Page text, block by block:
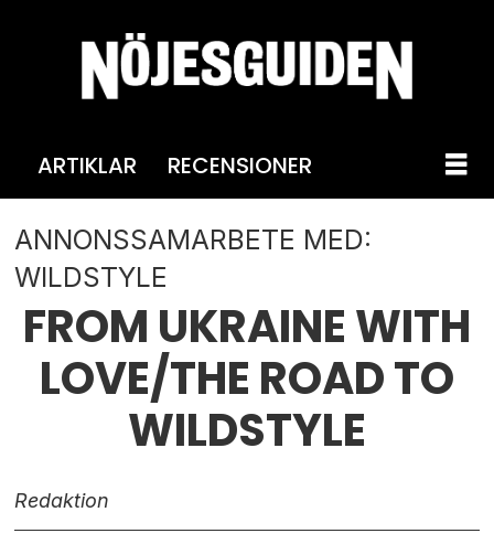
ARTIKLAR RECENSIONER
ANNONSSAMARBETE MED:
WILDSTYLE
FROM UKRAINE WITH
LOVE/THE ROAD TO
WILDSTYLE
Redaktion